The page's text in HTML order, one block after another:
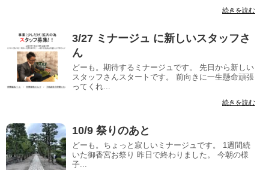
続きを読む
3/27 ミナージュ に新しいスタッフさ
ん
どーも。期待するミナージュです。 先日から新しい
スタッフさんスタートです。 前向きに一生懸命頑張
ってくれ...
続きを読む
10/9 祭りのあと
どーも。ちょっと寂しいミナージュです。 1週間続
いた御香宮お祭り 昨日で終わりました。 今朝の様
子...